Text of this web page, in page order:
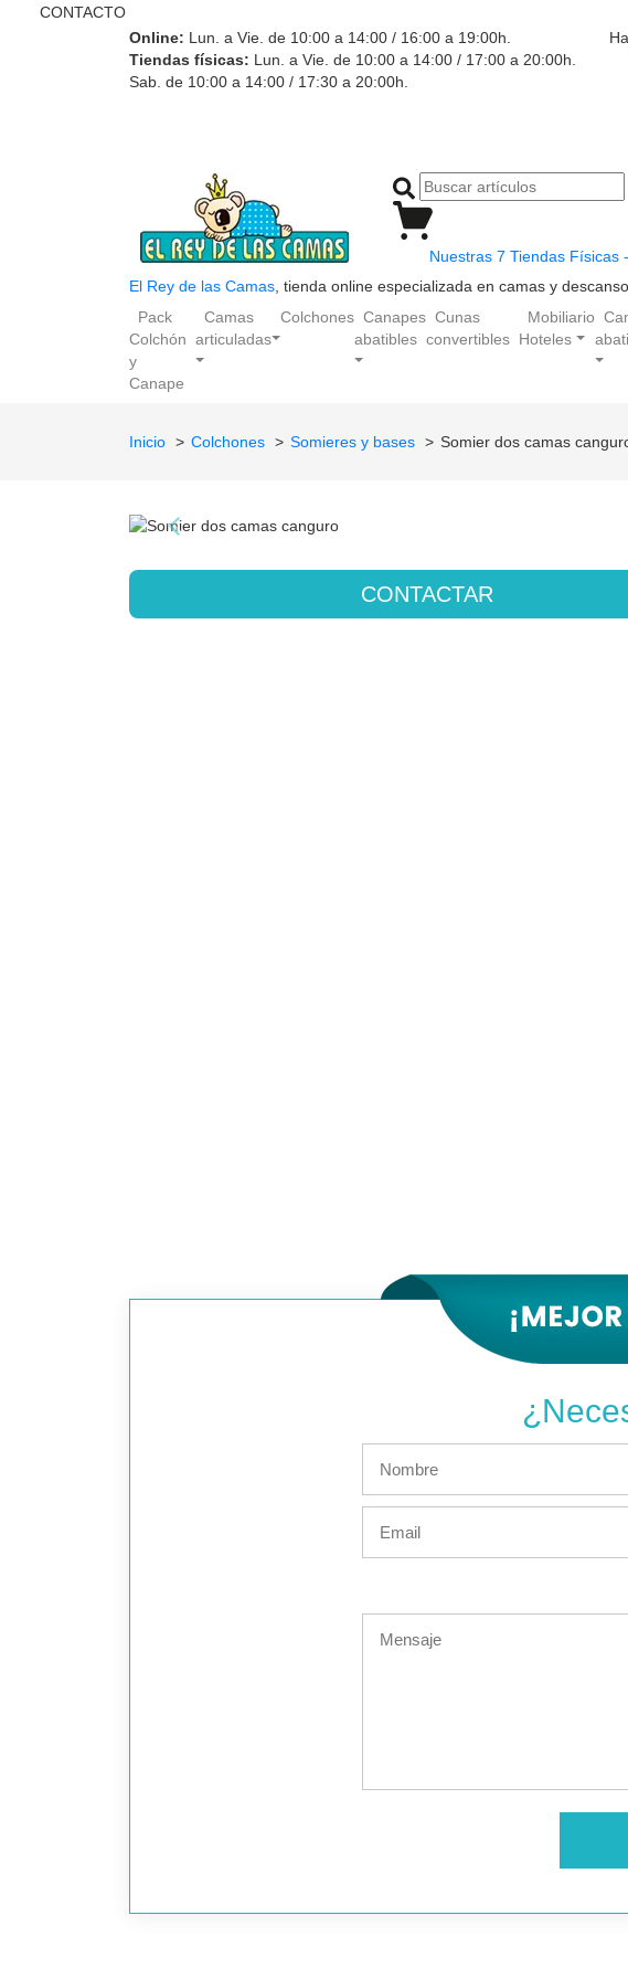
CONTACTO
Online: Lun. a Vie. de 10:00 a 14:00 / 16:00 a 19:00h.
Tiendas físicas: Lun. a Vie. de 10:00 a 14:00 / 17:00 a 20:00h.
Sab. de 10:00 a 14:00 / 17:30 a 20:00h.
Nuestras 7 Tiendas Físicas
El Rey de las Camas , tienda online especializada en camas y descanso.
Pack
Colchón
y
Canape
Camas
articuladas
Colchones Canapes
abatibles
Cunas
convertibles
Mobiliario
Hoteles
Inicio Colchones Somieres y bases Somier dos camas
CONTACTAR